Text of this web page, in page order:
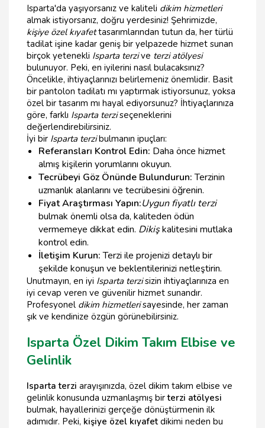
Isparta'da yaşıyorsanız ve kaliteli dikim hizmetleri
almak istiyorsanız, doğru yerdesiniz! Şehrimizde,
kişiye özel kıyafettasarımlarından tutun da, her türlü
tadilat işine kadar geniş bir yelpazede hizmet sunan
birçok yetenekli Isparta terzive terzi atölyesi
bulunuyor. Peki, en iyilerini nasıl bulacaksınız?
Öncelikle, ihtiyaçlarınızı belirlemeniz önemlidir. Basit
bir pantolon tadilatı mı yaptırmak istiyorsunuz, yoksa
özel bir tasarım mı hayal ediyorsunuz? İhtiyaçlarınıza
göre, farklı Isparta terziseçeneklerini
değerlendirebilirsiniz.
İyi bir Isparta terzibulmanın ipuçları:
Referansları Kontrol Edin: Daha önce hizmet
almış kişilerin yorumlarını okuyun.
Tecrübeyi Göz Önünde Bulundurun:Terzinin
uzmanlık alanlarını ve tecrübesini öğrenin.
Fiyat Araştırması Yapın:Uygun fiyatlı terzi
bulmak önemli olsa da, kaliteden ödün
vermemeye dikkat edin. Dikişkalitesini mutlaka
kontrol edin.
İletişim Kurun:Terzi ile projenizi detaylı bir
şekilde konuşun ve beklentilerinizi netleştirin.
Unutmayın, en iyi Isparta terzisizin ihtiyaçlarınıza en
iyi cevap veren ve güvenilir hizmet sunandır.
Profesyonel dikim hizmetlerisayesinde, her zaman
şık ve kendinize özgün görünebilirsiniz.
Isparta Özel Dikim Takım Elbise ve
Gelinlik
Isparta terzi arayışınızda, özel dikim takım elbise ve
gelinlik konusunda uzmanlaşmış birterzi atölyesi
bulmak, hayallerinizi gerçeğe dönüştürmenin ilk
adımıdır. Peki, kişiye özel kıyafet dikimi neden bu